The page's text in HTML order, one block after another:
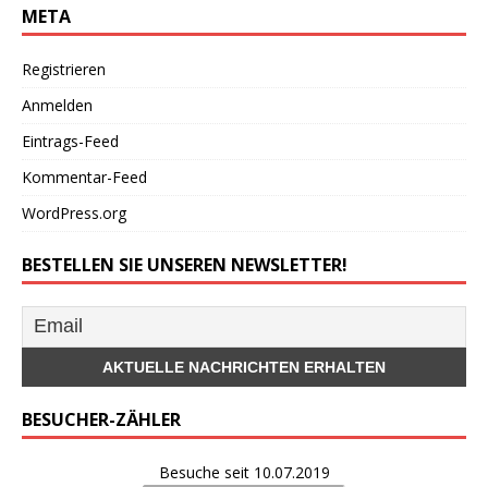
META
Registrieren
Anmelden
Eintrags-Feed
Kommentar-Feed
WordPress.org
BESTELLEN SIE UNSEREN NEWSLETTER!
BESUCHER-ZÄHLER
Besuche seit 10.07.2019